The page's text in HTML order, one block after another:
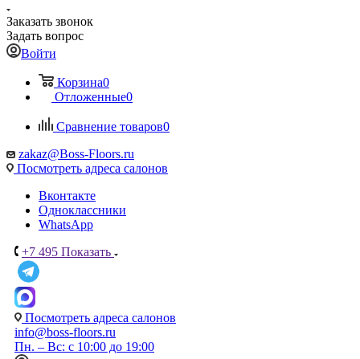
Заказать звонок
Задать вопрос
Войти
Корзина0
Отложенные0
Сравнение товаров0
zakaz@Boss-Floors.ru
Посмотреть адреса салонов
Вконтакте
Одноклассники
WhatsApp
+7 495 Показать
Посмотреть адреса салонов
info@boss-floors.ru
Пн. – Вс: с 10:00 до 19:00